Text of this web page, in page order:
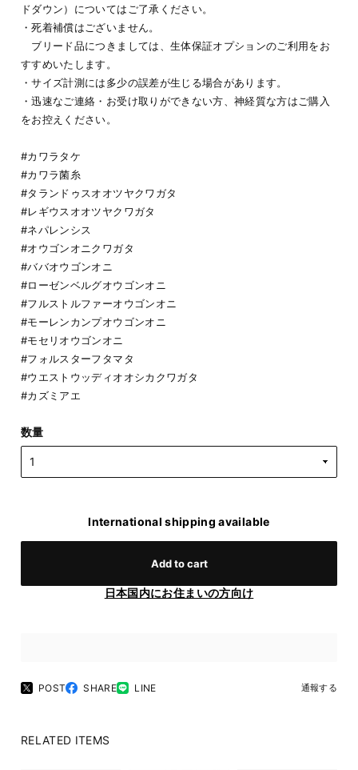
ドダウン）についてはご了承ください。
・死着補償はございません。
ブリード品につきましては、生体保証オプションのご利用をお
すすめいたします。
・サイズ計測には多少の誤差が生じる場合があります。
・迅速なご連絡・お受け取りができない方、神経質な方はご購入
をお控えください。
#カワラタケ
#カワラ菌糸
#タランドゥスオオツヤクワガタ
#レギウスオオツヤクワガタ
#ネパレンシス
#オウゴンオニクワガタ
#ババオウゴンオニ
#ローゼンベルグオウゴンオニ
#フルストルファーオウゴンオニ
#モーレンカンプオウゴンオニ
#モセリオウゴンオニ
#フォルスターフタマタ
#ウエストウッディオオシカクワガタ
#カズミアエ
数量
International shipping available
Add to cart
日本国内にお住まいの方向け
POST SHARE LINE 通報する
RELATED ITEMS